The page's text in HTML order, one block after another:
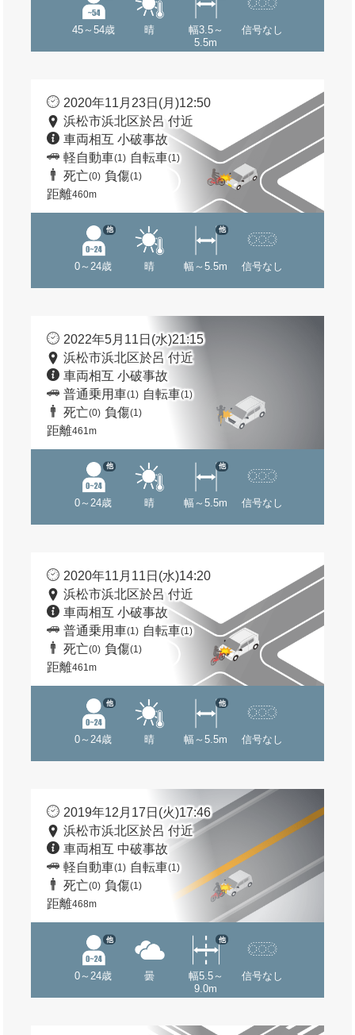
45～54歳 晴
幅3.5～
5.5m
信号なし
2020年11月23日(月)12:50
浜松市浜北区於呂 付近
車両相互 小破事故
軽自動車(1) 自転車(1)
死亡(0) 負傷(1)
距離460m
0～24歳
他
晴 幅～5.5m
他
信号なし
2022年5月11日(水)21:15
浜松市浜北区於呂 付近
車両相互 小破事故
普通乗用車(1) 自転車(1)
死亡(0) 負傷(1)
距離461m
0～24歳
他
晴 幅～5.5m
他
信号なし
2020年11月11日(水)14:20
浜松市浜北区於呂 付近
車両相互 小破事故
普通乗用車(1) 自転車(1)
死亡(0) 負傷(1)
距離461m
0～24歳
他
晴 幅～5.5m
他
信号なし
2019年12月17日(火)17:46
浜松市浜北区於呂 付近
車両相互 中破事故
軽自動車(1) 自転車(1)
死亡(0) 負傷(1)
距離468m
0～24歳
他
曇
幅5.5～
9.0m
他
信号なし